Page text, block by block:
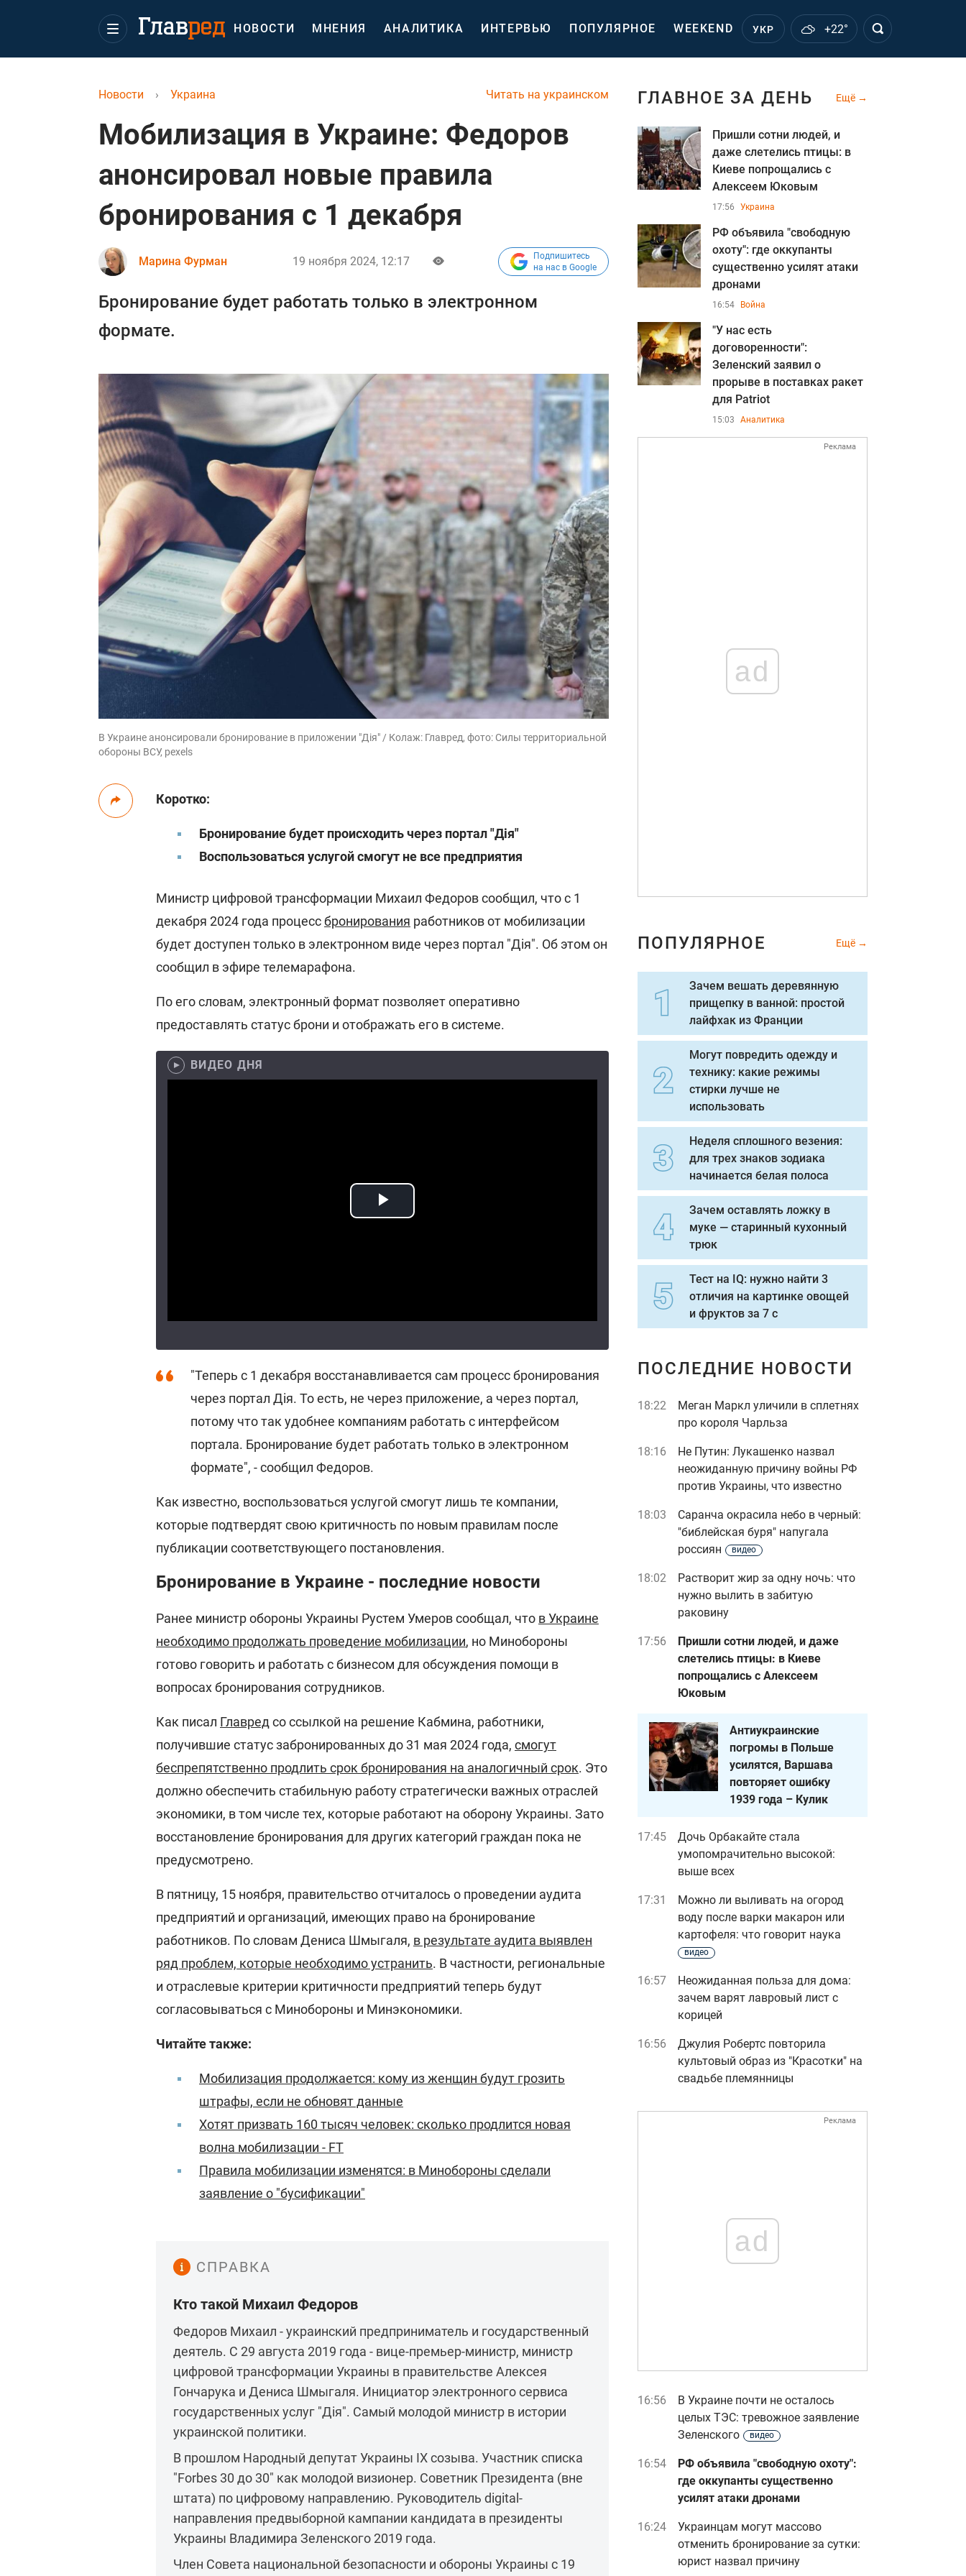
НОВОСТИ МНЕНИЯ АНАЛИТИКА ИНТЕРВЬЮ ПОПУЛЯРНОЕ WEEKEND УКР +22°
Читать на украинском
Новости › Украина
Мобилизация в Украине: Федоров
анонсировал новые правила
бронирования с 1 декабря
Марина Фурман 19 ноября 2024, 12:17
Подпишитесь
на нас в Google
Бронирование будет работать только в электронном
формате.
В Украине анонсировали бронирование в приложении "Дія" / Колаж: Главред, фото: Силы территориальной
обороны ВСУ, pexels
Коротко:
Бронирование будет происходить через портал "Дія"
Воспользоваться услугой смогут не все предприятия
Министр цифровой трансформации Михаил Федоров сообщил, что с 1
декабря 2024 года процессбронирования работников от мобилизации
будет доступен только в электронном виде через портал "Дія". Об этом он
сообщил в эфире телемарафона.
По его словам, электронный формат позволяет оперативно
предоставлять статус брони и отображать его в системе.
ВИДЕО ДНЯ
"Теперь с 1 декабря восстанавливается сам процесс бронирования
через портал Дія. То есть, не через приложение, а через портал,
потому что так удобнее компаниям работать с интерфейсом
портала. Бронирование будет работать только в электронном
формате", - сообщил Федоров.
Как известно, воспользоваться услугой смогут лишь те компании,
которые подтвердят свою критичность по новым правилам после
публикации соответствующего постановления.
Бронирование в Украине - последние новости
Ранее министр обороны Украины Рустем Умеров сообщал, что в Украине
необходимо продолжать проведение мобилизации, но Минобороны
готово говорить и работать с бизнесом для обсуждения помощи в
вопросах бронирования сотрудников.
Как писал Главред со ссылкой на решение Кабмина, работники,
получившие статус забронированных до 31 мая 2024 года, смогут
беспрепятственно продлить срок бронирования на аналогичный срок. Это
должно обеспечить стабильную работу стратегически важных отраслей
экономики, в том числе тех, которые работают на оборону Украины. Зато
восстановление бронирования для других категорий граждан пока не
предусмотрено.
В пятницу, 15 ноября, правительство отчиталось о проведении аудита
предприятий и организаций, имеющих право на бронирование
работников. По словам Дениса Шмыгаля, в результате аудита выявлен
ряд проблем, которые необходимо устранить. В частности, региональные
и отраслевые критерии критичности предприятий теперь будут
согласовываться с Минобороны и Минэкономики.
Читайте также:
Мобилизация продолжается: кому из женщин будут грозить
штрафы, если не обновят данные
Хотят призвать 160 тысяч человек: сколько продлится новая
волна мобилизации - FT
Правила мобилизации изменятся: в Минобороны сделали
заявление о "бусификации"
СПРАВКА
Кто такой Михаил Федоров
Федоров Михаил - украинский предприниматель и государственный
деятель. С 29 августа 2019 года - вице-премьер-министр, министр
цифровой трансформации Украины в правительстве Алексея
Гончарука и Дениса Шмыгаля. Инициатор электронного сервиса
государственных услуг "Дія". Самый молодой министр в истории
украинской политики.
В прошлом Народный депутат Украины IX созыва. Участник списка
"Forbes 30 до 30" как молодой визионер. Советник Президента (вне
штата) по цифровому направлению. Руководитель digital-
направления предвыборной кампании кандидата в президенты
Украины Владимира Зеленского 2019 года.
Член Совета национальной безопасности и обороны Украины с 19
ГЛАВНОЕ ЗА ДЕНЬ Ещё
Пришли сотни людей, и
даже слетелись птицы: в
Киеве попрощались с
Алексеем Юковым
17:56 Украина
РФ объявила "свободную
охоту": где оккупанты
существенно усилят атаки
дронами
16:54 Война
"У нас есть
договоренности":
Зеленский заявил о
прорыве в поставках ракет
для Patriot
15:03 Аналитика
Реклама
ad
ПОПУЛЯРНОЕ Ещё
Зачем вешать деревянную
прищепку в ванной: простой
лайфхак из Франции
Могут повредить одежду и
технику: какие режимы
стирки лучше не
использовать
Неделя сплошного везения:
для трех знаков зодиака
начинается белая полоса
Зачем оставлять ложку в
муке — старинный кухонный
трюк
Тест на IQ: нужно найти 3
отличия на картинке овощей
и фруктов за 7 с
ПОСЛЕДНИЕ НОВОСТИ
18:22
Меган Маркл уличили в сплетнях
про короля Чарльза
18:16
Не Путин: Лукашенко назвал
неожиданную причину войны РФ
против Украины, что известно
18:03
Саранча окрасила небо в черный:
"библейская буря" напугала
россиян
видео
18:02
Растворит жир за одну ночь: что
нужно вылить в забитую
раковину
17:56
Пришли сотни людей, и даже
слетелись птицы: в Киеве
попрощались с Алексеем
Юковым
Антиукраинские
погромы в Польше
усилятся, Варшава
повторяет ошибку
1939 года – Кулик
17:45
Дочь Орбакайте стала
умопомрачительно высокой:
выше всех
17:31
Можно ли выливать на огород
воду после варки макарон или
картофеля: что говорит наука
видео
16:57
Неожиданная польза для дома:
зачем варят лавровый лист с
корицей
16:56
Джулия Робертс повторила
культовый образ из "Красотки" на
свадьбе племянницы
Реклама
ad
16:56
В Украине почти не осталось
целых ТЭС: тревожное заявление
Зеленского
видео
16:54
РФ объявила "свободную охоту":
где оккупанты существенно
усилят атаки дронами
16:24
Украинцам могут массово
отменить бронирование за сутки:
юрист назвал причину